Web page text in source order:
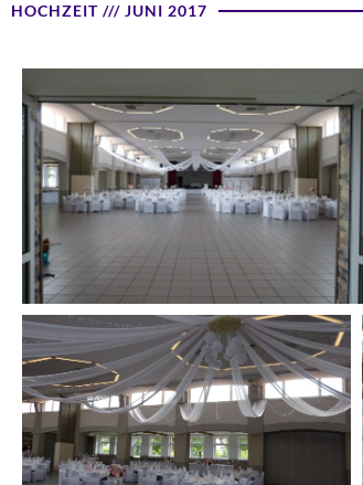
HOCHZEIT /// JUNI 2017